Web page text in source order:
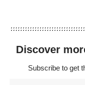
Discover
Subscribe to get